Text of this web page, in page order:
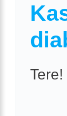
Tere!